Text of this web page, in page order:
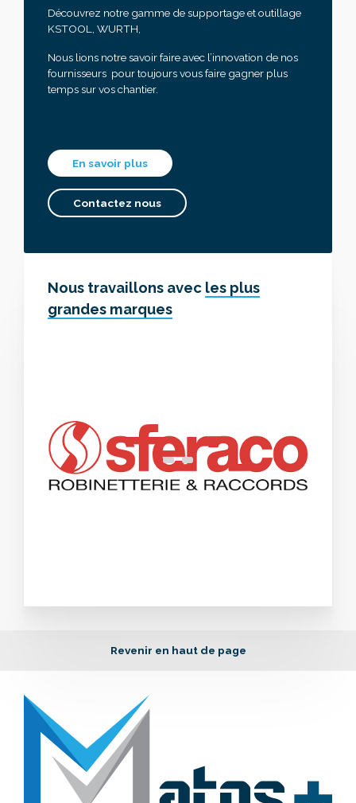
Découvrez notre gamme de supportage et outillage
KSTOOL, WURTH,
Nous lions notre savoir faire avec l’innovation de nos
fournisseurs pour toujours vous faire gagner plus
temps sur vos chantier.
En savoir plus
Contactez nous
Nous travaillons avec les plus
grandes marques
Revenir en haut de page